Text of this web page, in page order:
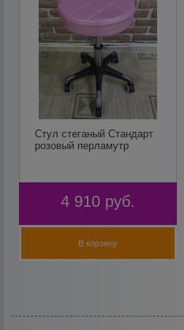
Стул стеганый Стандарт
розовый перламутр
4 910 руб.
В корзину